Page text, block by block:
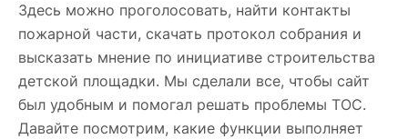
Здесь можно проголосовать, найти контакты
пожарной части, скачать протокол собрания и
высказать мнение по инициативе строительства
детской площадки. Мы сделали все, чтобы сайт
был удобным и помогал решать проблемы ТОС.
Давайте посмотрим, какие функции выполняет